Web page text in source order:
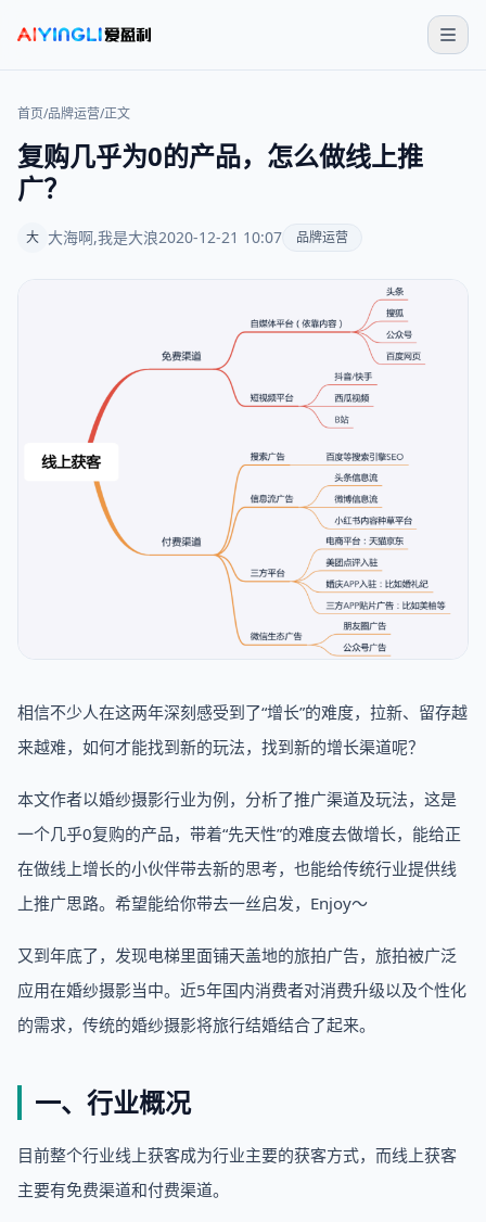
首页/品牌运营/正文
复购几乎为0的产品，怎么做线上推
广？
大 大海啊,我是大浪2020-12-21 10:07 品牌运营
相信不少人在这两年深刻感受到了“增长”的难度，拉新、留存越
来越难，如何才能找到新的玩法，找到新的增长渠道呢？
本文作者以婚纱摄影行业为例，分析了推广渠道及玩法，这是
一个几乎0复购的产品，带着“先天性”的难度去做增长，能给正
在做线上增长的小伙伴带去新的思考，也能给传统行业提供线
上推广思路。希望能给你带去一丝启发，Enjoy～
又到年底了，发现电梯里面铺天盖地的旅拍广告，旅拍被广泛
应用在婚纱摄影当中。近5年国内消费者对消费升级以及个性化
的需求，传统的婚纱摄影将旅行结婚结合了起来。
一、行业概况
目前整个行业线上获客成为行业主要的获客方式，而线上获客
主要有免费渠道和付费渠道。